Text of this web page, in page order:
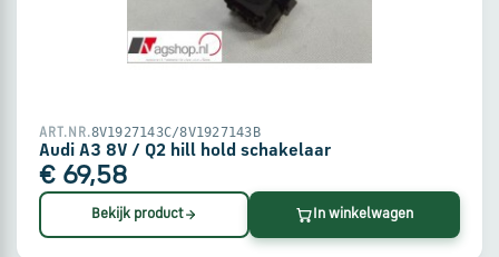
WhatsApp
Stuur
een
e-
mail
ART.NR.8V1927143C/8V1927143B
Audi A3 8V / Q2 hill hold schakelaar
€ 69,58
Bekijk product In winkelwagen